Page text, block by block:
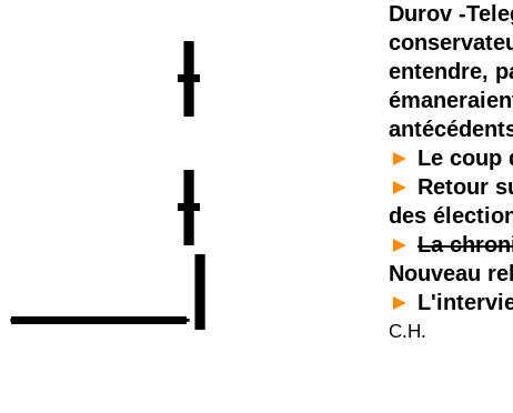
|
|
____|
Durov -
entendre,
► Le coup
► Retour
des
► La
Nouveau
►
C.H.